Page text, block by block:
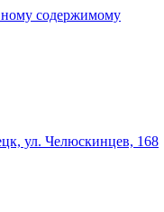
содержимому
ул. Челюскинцев, 168